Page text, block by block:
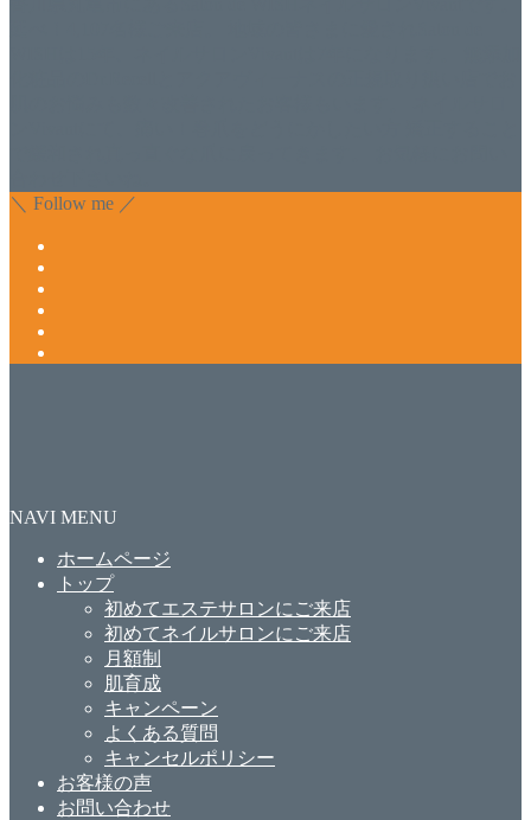
＼ Follow me ／
NAVI MENU
ホームページ
トップ
初めてエステサロンにご来店
初めてネイルサロンにご来店
月額制
肌育成
キャンペーン
よくある質問
キャンセルポリシー
お客様の声
お問い合わせ